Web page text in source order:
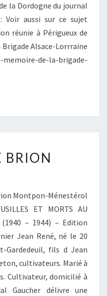
la Dordogne du journal
Voir aussi sur ce sujet
réunie à Périgueux de
Brigade Alsace-Lorrraine
de-la-brigade-
BRION
Montpon-Ménestérol
ET MORTS AU
(1940 – 1944) – Edition
Jean René, né le 20
Gardedeuil, fils d Jean
cultivateurs. Marié à
Cultivateur, domicilié à
Gaucher délivre une